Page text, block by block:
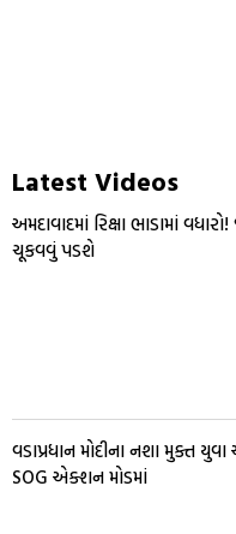
Latest Videos
અમદાવાદમાં રિક્ષા ભાડામાં
ચૂકવવું પડશે
વડાપ્રધાન મોદીના નશા મુક્ત
SOG એક્શન મોડમાં